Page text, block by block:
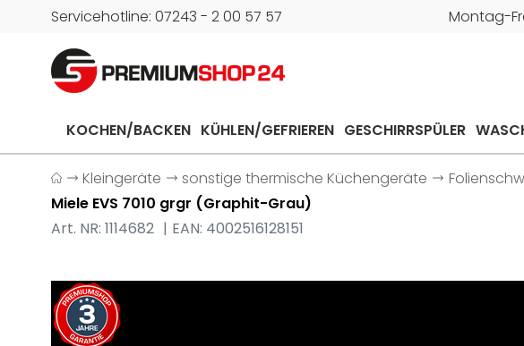
Servicehotline: 07243 - 2 00 57 57 Montag-
KOCHEN/BACKEN KÜHLEN/GEFRIEREN GESCHIRRSPÜLER
Kleingeräte sonstige thermische Küchengeräte
Miele EVS 7010 grgr (Graphit-Grau)
Art. NR: 1114682
EAN: 4002516128151